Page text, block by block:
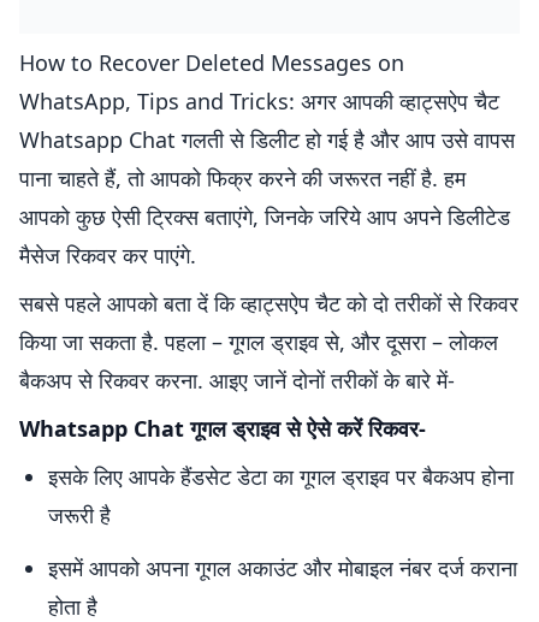
How to Recover Deleted Messages on
WhatsApp, Tips and Tricks: अगर आपकी व्हाट्सऐप चैट
Whatsapp Chat गलती से डिलीट हो गई है और आप उसे वापस
पाना चाहते हैं, तो आपको फिक्र करने की जरूरत नहीं है. हम
आपको कुछ ऐसी ट्रिक्स बताएंगे, जिनके जरिये आप अपने डिलीटेड
मैसेज रिकवर कर पाएंगे.
सबसे पहले आपको बता दें कि व्हाट्सऐप चैट को दो तरीकों से रिकवर
किया जा सकता है. पहला – गूगल ड्राइव से, और दूसरा – लोकल
बैकअप से रिकवर करना. आइए जानें दोनों तरीकों के बारे में-
Whatsapp Chat गूगल ड्राइव से ऐसे करें रिकवर-
इसके लिए आपके हैंडसेट डेटा का गूगल ड्राइव पर बैकअप होना
जरूरी है
इसमें आपको अपना गूगल अकाउंट और मोबाइल नंबर दर्ज कराना
होता है